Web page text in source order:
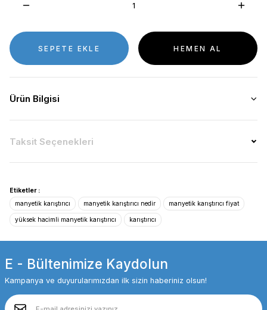
SEPETE EKLE HEMEN AL
Ürün Bilgisi
Taksit Seçenekleri
Etiketler :
manyetik karıştırıcı
manyetik karıştırıcı nedir manyetik karıştırıcı fiyat
yüksek hacimli manyetik karıştırıcı karıştırıcı
E - Bültenimize Kaydolun
Kampanya ve duyurularımızdan ilk sizin haberiniz olsun!